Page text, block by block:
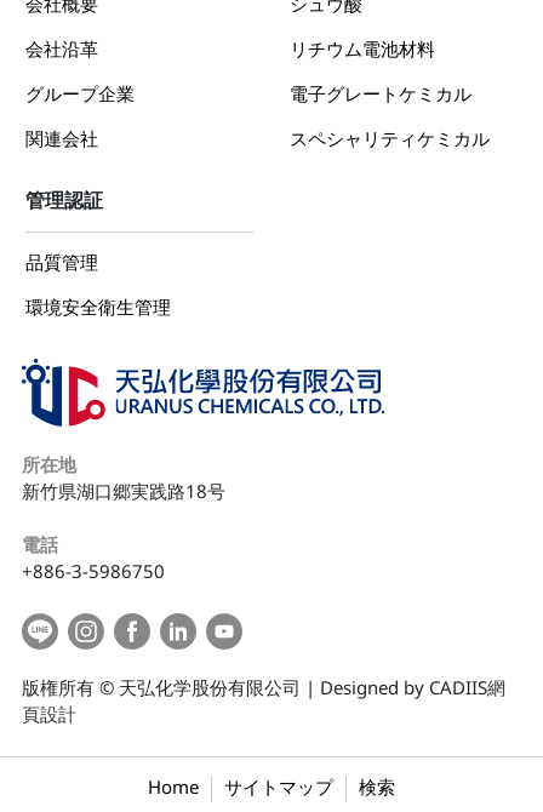
会社概要
会社沿革
グループ企業
関連会社
シュウ酸
リチウム電池材料
電子グレートケミカル
スペシャリティケミカル
管理認証
品質管理
環境安全衛生管理
所在地
新竹県湖口郷実践路18号
電話
+886-3-5986750
版権所有 © 天弘化学股份有限公司 | Designed by CADIIS網
頁設計
Home サイトマップ 検索